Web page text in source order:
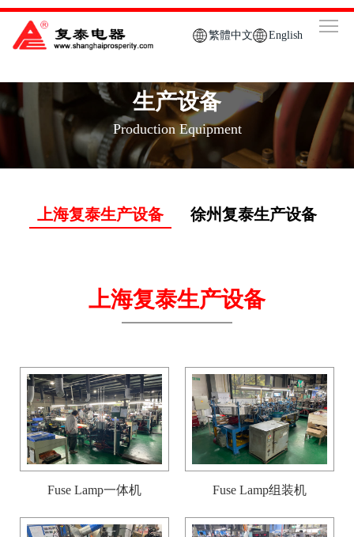
繁體中文 English
生产设备
Production Equipment
上海复泰生产设备 徐州复泰生产设备
上海复泰生产设备
Fuse Lamp一体机 Fuse Lamp组装机